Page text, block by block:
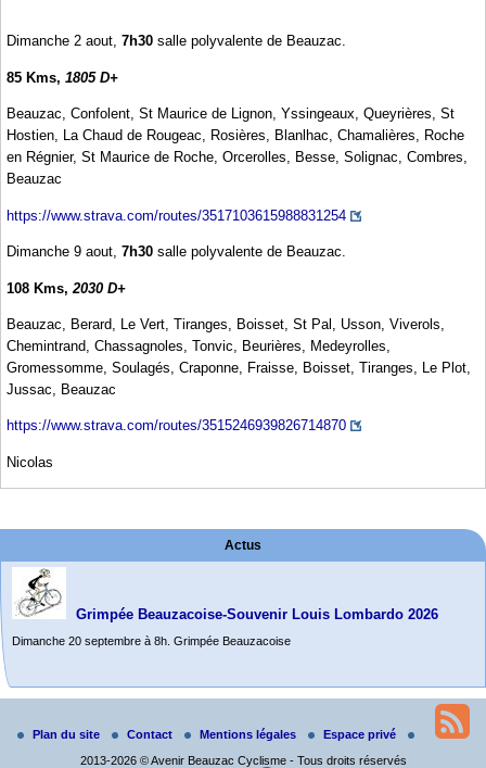
Dimanche 2 aout, 7h30 salle polyvalente de Beauzac.
85 Kms, 1805 D+
Beauzac, Confolent, St Maurice de Lignon, Yssingeaux, Queyrières, St
Hostien, La Chaud de Rougeac, Rosières, Blanlhac, Chamalières, Roche
en Régnier, St Maurice de Roche, Orcerolles, Besse, Solignac, Combres,
Beauzac
https://www.strava.com/routes/3517103615988831254
Dimanche 9 aout, 7h30 salle polyvalente de Beauzac.
108 Kms, 2030 D+
Beauzac, Berard, Le Vert, Tiranges, Boisset, St Pal, Usson, Viverols,
Chemintrand, Chassagnoles, Tonvic, Beurières, Medeyrolles,
Gromessomme, Soulagés, Craponne, Fraisse, Boisset, Tiranges, Le Plot,
Jussac, Beauzac
https://www.strava.com/routes/3515246939826714870
Nicolas
Actus
Grimpée Beauzacoise-Souvenir Louis Lombardo 2026
Dimanche 20 septembre à 8h. Grimpée Beauzacoise
Randonnée itinérante dans l’Aveyron.
Du 19 au 21 juin
Plan du site Contact Mentions légales
Espace privé
2013-2026 © Avenir Beauzac Cyclisme - Tous droits réservés